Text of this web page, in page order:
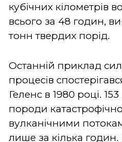
кубічних кілометрів
всього за 48 годин,
тонн твердих порід.
Останній приклад
процесів
Геленс в 1980 році.
породи
вулканічними
лише за кілька